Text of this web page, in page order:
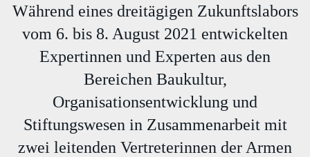
Während eines dreitägigen Zukunftslabors
vom 6. bis 8. August 2021 entwickelten
Expertinnen und Experten aus den
Bereichen Baukultur,
Organisationsentwicklung und
Stiftungswesen in Zusammenarbeit mit
zwei leitenden Vertreterinnen der Armen